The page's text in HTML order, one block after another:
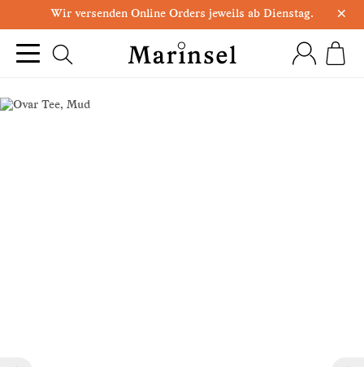
Wir versenden Online Orders jeweils ab Dienstag. ×